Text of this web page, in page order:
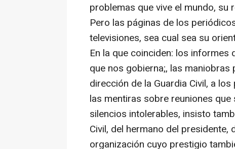
problemas que vive el mundo, su
Pero las páginas de los
televisiones, sea cual sea su
En la que coinciden: los informes
que nos gobierna;, las
dirección de la Guardia Civil, a
las mentiras sobre reuniones
silencios intolerables, insisto
Civil, del hermano del presidente,
organización cuyo prestigio